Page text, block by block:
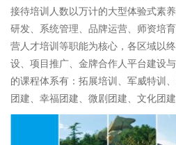
接待培训人数以万计的大型体验式素
研发、系统管理、品牌运营、师资培
营人才培训等职能为核心，各区域以
设、项目推广、金牌合作人平台建设
的课程体系有：拓展培训、军威特训
团建、幸福团建、微剧团建、文化团建